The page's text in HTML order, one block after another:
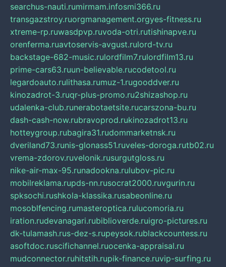
searchus-nauti.rumirmam.infosmi366.ru
transgazstroy.ruorgmanagement.orgyes-fitness.ru
xtreme-rp.ruwasdpvp.ruvoda-otri.rutishinapve.ru
orenferma.ruavtoservis-avgust.rulord-tv.ru
backstage-682-music.rulordfilm7.rulordfilm13.ru
prime-cars63.ruun-believable.rucodetool.ru
legardoauto.rulithasa.rumuz-1.rugooddver.ru
kinozadrot-3.ruqr-plus-promo.ru2shizashop.ru
udalenka-club.runerabotaetsite.rucarszona-bu.ru
dash-cash-now.rubravoprod.rukinozadrot13.ru
hotteygroup.rubagira31.rudommarketnsk.ru
dveriland73.runis-glonass51.ruveles-doroga.rutb02.ru
vrema-zdorov.ruvelonik.rusurgutgloss.ru
nike-air-max-95.runadookna.rulubov-pic.ru
mobilreklama.rupds-nn.rusocrat2000.ruvgurin.ru
spksochi.rushkola-klassika.rusabeonline.ru
mosoblfencing.rumasteroptica.rulucomoria.ru
iration.rudevanagari.rubiblioverde.ruigro-pictures.ru
dk-tulamash.rus-dez-s.rupeysok.rublackcountess.ru
asoftdoc.ruscifichannel.ruocenka-appraisal.ru
mudconnector.ruhitstih.rupik-finance.ruvip-surfing.ru